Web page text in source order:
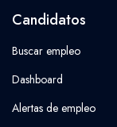
Candidatos
Buscar empleo
Dashboard
Alertas de empleo